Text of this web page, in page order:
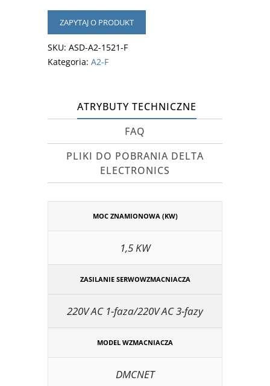
ZAPYTAJ O PRODUKT
SKU: ASD-A2-1521-F
Kategoria: A2-F
ATRYBUTY TECHNICZNE
FAQ
PLIKI DO POBRANIA DELTA
ELECTRONICS
MOC ZNAMIONOWA (KW)
1,5 KW
ZASILANIE SERWOWZMACNIACZA
220V AC 1-faza/220V AC 3-fazy
MODEL WZMACNIACZA
DMCNET